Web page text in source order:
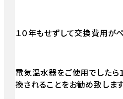
１０年もせずして交換費用が
電気温水器をご使用でしたら
換されることをお勧め致します